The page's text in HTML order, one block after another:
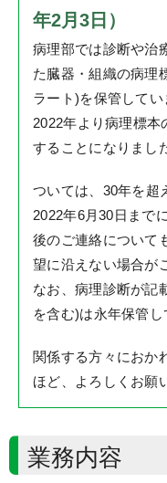
年2月3日）
病理部では診断や治
た臓器・組織の病理
ラート)を保管してい
2022年より病理標本
することになりまし
ついては、30年を超
2022年6月30日まで
後のご連絡について
望に沿えない場合が
なお、病理診断が記
を含む)は永年保管し
関係する方々におか
ほど、よろしくお願
業務内容